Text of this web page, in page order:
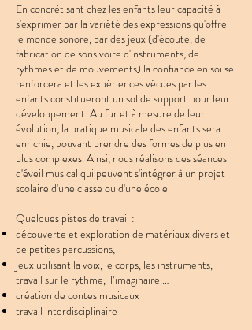
En concrétisant chez les enfants leur capacité à
s'exprimer par la variété des expressions qu'offre
le monde sonore, par des jeux (d'écoute, de
fabrication de sons voire d'instruments, de
rythmes et de mouvements) la confiance en soi se
renforcera et les expériences vécues par les
enfants constitueront un solide support pour leur
développement. Au fur et à mesure de leur
évolution, la pratique musicale des enfants sera
enrichie, pouvant prendre des formes de plus en
plus complexes. Ainsi, nous réalisons des séances
d'éveil musical qui peuvent s'intégrer à un projet
scolaire d'une classe ou d'une école.
Quelques pistes de travail :
découverte et exploration de matériaux divers et
de petites percussions,
jeux utilisant la voix, le corps, les instruments,
travail sur le rythme, l’imaginaire.…
création de contes musicaux
travail interdisciplinaire